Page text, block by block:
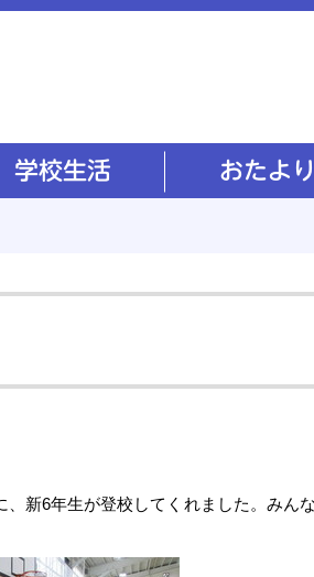
新6年生が登校してくれました。みん